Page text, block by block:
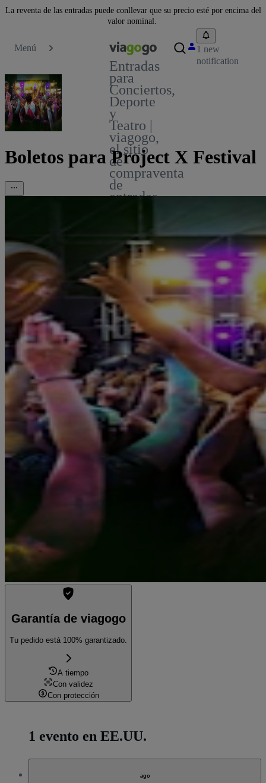
La reventa de las entradas puede conllevar que su precio esté por encima del
valor nominal.
Menú
Entradas
para
Conciertos,
Deporte
y
Teatro |
viagogo,
el sitio
de
compraventa
de
entradas
1 new
notification
Boletos para Project X Festival
Garantía de viagogo
Tu pedido está 100% garantizado.
A tiempo
Con validez
Con protección
1 evento en EE.UU.
ago